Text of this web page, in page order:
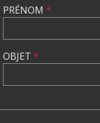
PRÉNOM *
OBJET *